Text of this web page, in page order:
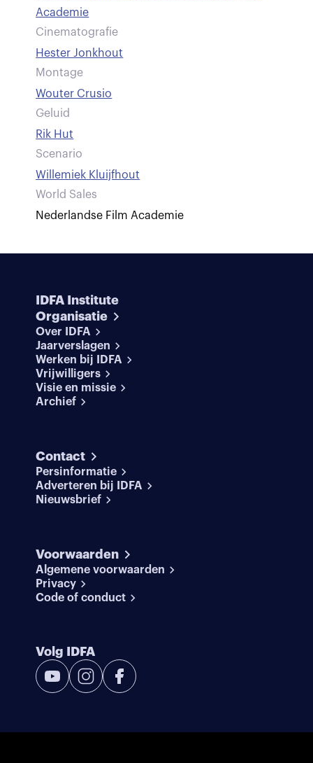
Academie
Cinematografie
Hester Jonkhout
Montage
Wouter Crusio
Geluid
Rik Hut
Scenario
Willemiek Kluijfhout
World Sales
Nederlandse Film Academie
IDFA Institute
Organisatie
Over IDFA
Jaarverslagen
Werken bij IDFA
Vrijwilligers
Visie en missie
Archief
Contact
Persinformatie
Adverteren bij IDFA
Nieuwsbrief
Voorwaarden
Algemene voorwaarden
Privacy
Code of conduct
Volg IDFA